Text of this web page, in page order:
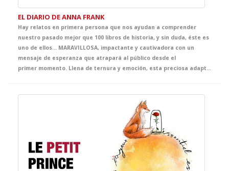
EL DIARIO DE ANNA FRANK
Hay relatos en primera persona que nos ayudan a comprender
nuestro pasado mejor que 100 libros de historia, y sin duda, éste es
uno de ellos... MARAVILLOSA, impactante y cautivadora con un
mensaje de esperanza que atrapará al público desde el
primer momento. Llena de ternura y emoción, esta preciosa adaptación pensada para tus alumnos, es una oportunidad única para meterse en la piel de Anna, deliciosa, llena de vida y curiosidad, en un capítulo de la historia que marcará su destino y el nuestro para siempre.